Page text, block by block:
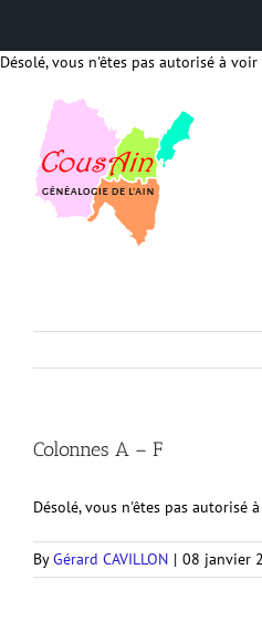
Désolé, vous n'êtes pas autorisé à voir
Colonnes A – F
Désolé, vous n'êtes pas autorisé
ByGérard CAVILLON | 08 janvier